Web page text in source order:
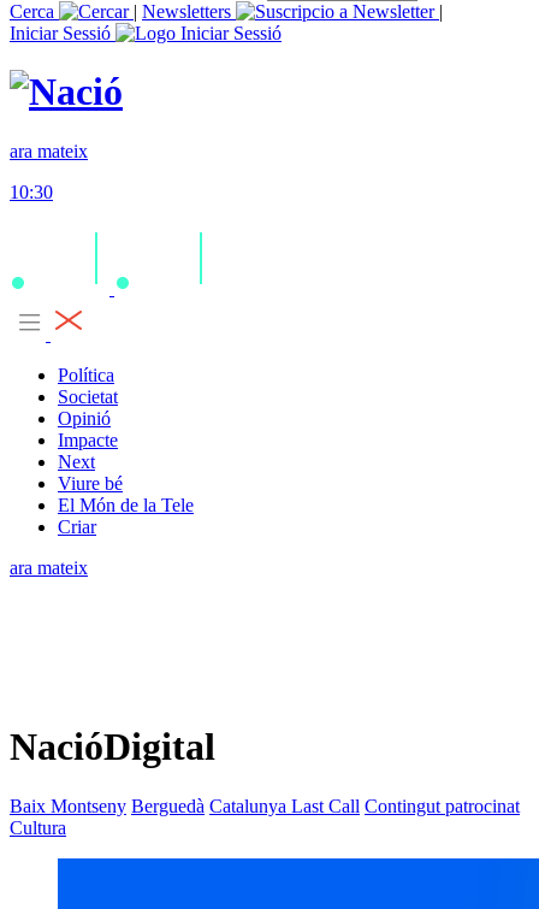
Cerca
| Newsletters
|
Iniciar Sessió
ara mateix
10:30
Política
Societat
Opinió
Impacte
Next
Viure bé
El Món de la Tele
Criar
ara mateix
NacióDigital
Baix Montseny Berguedà Catalunya Last Call Contingut patrocinat
Cultura